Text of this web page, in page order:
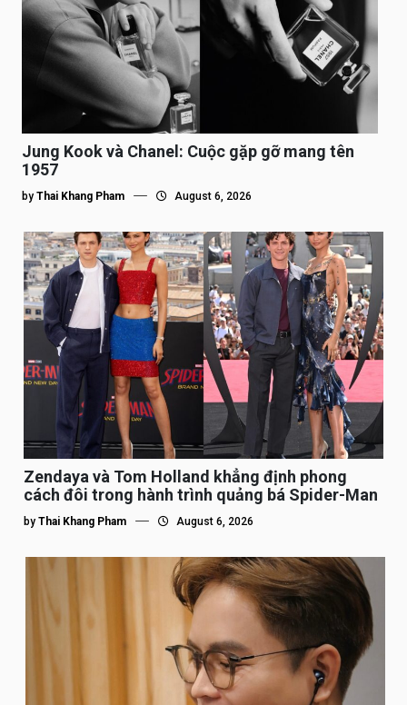
Jung Kook và Chanel: Cuộc gặp gỡ mang tên
1957
by Thai Khang Pham August 6, 2026
Zendaya và Tom Holland khẳng định phong
cách đôi trong hành trình quảng bá Spider-Man
by Thai Khang Pham August 6, 2026